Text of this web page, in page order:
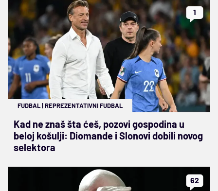
1
FUDBAL|REPREZENTATIVNI FUDBAL
Kad ne znaš šta ćeš, pozovi gospodina u
beloj košulji: Diomande i Slonovi dobili novog
selektora
62